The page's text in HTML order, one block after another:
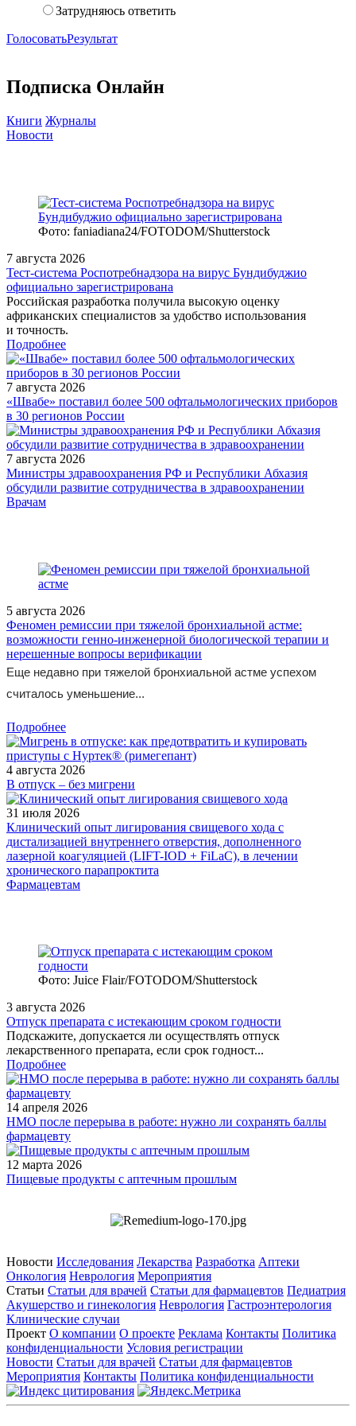
Затрудняюсь ответить
ГолосоватьРезультат
Подписка Онлайн
Книги Журналы
Новости
Фото: faniadiana24/FOTODOM/Shutterstock
7 августа 2026
Тест‑система Роспотребнадзора на вирус Бундибуджио
официально зарегистрирована
Российская разработка получила высокую оценку
африканских специалистов за удобство использования
и точность.
Подробнее
7 августа 2026
«Швабе» поставил более 500 офтальмологических приборов
в 30 регионов России
7 августа 2026
Министры здравоохранения РФ и Республики Абхазия
обсудили развитие сотрудничества в здравоохранении
/doctor/pediatrics/
Врачам
5 августа 2026
Феномен ремиссии при тяжелой бронхиальной астме:
возможности генно-инженерной биологической терапии и
нерешенные вопросы верификации
Еще недавно при тяжелой бронхиальной астме успехом
считалось уменьшение...
Подробнее
4 августа 2026
В отпуск – без мигрени
31 июля 2026
Клинический опыт лигирования свищевого хода с
дистализацией внутреннего отверстия, дополненного
лазерной коагуляцией (LIFT-IOD + FiLaC), в лечении
хронического парапроктита
Фармацевтам
Фото: Juice Flair/FOTODOM/Shutterstoсk
3 августа 2026
Отпуск препарата с истекающим сроком годности
Подскажите, допускается ли осуществлять отпуск
лекарственного препарата, если срок годност...
Подробнее
14 апреля 2026
НМО после перерыва в работе: нужно ли сохранять баллы
фармацевту
12 марта 2026
Пищевые продукты с аптечным прошлым
Новости Исследования Лекарства Разработка Аптеки
Онкология Неврология Мероприятия
Статьи Статьи для врачей Статьи для фармацевтов Педиатрия
Акушерство и гинекология Неврология Гастроэнтерология
Клинические случаи
Проект О компании О проекте Реклама Контакты Политика
конфиденциальности Условия регистрации
Новости Статьи для врачей Статьи для фармацевтов
Мероприятия Контакты Политика конфиденциальности